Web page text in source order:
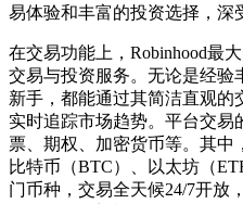
易体验和丰富的投资选择，深
在交易功能上，Robinhood最
交易与投资服务。无论是经验
新手，都能通过其简洁直观的
实时追踪市场趋势。平台交易
票、期权、加密货币等。其
比特币（BTC）、以太坊（
门币种，交易全天候24/7开放